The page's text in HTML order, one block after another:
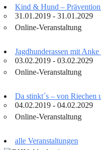
Kind & Hund –
31.01.2019 - 31.01.2029
Online-Veranstaltung
Jagdhunderassen mit
03.02.2019 - 03.02.2029
Online-Veranstaltung
Da stinkt´s – von
04.02.2019 - 04.02.2029
Online-Veranstaltung
alle Veranstaltungen